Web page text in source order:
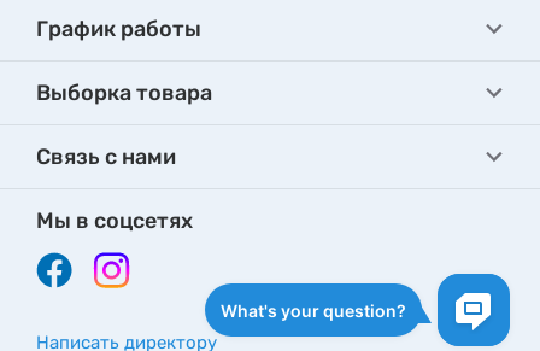
График работы
Выборка товара
Связь с нами
Мы в соцсетях
Написать директору